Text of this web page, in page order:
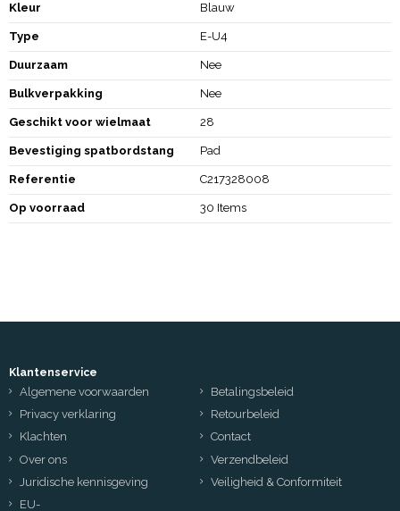
Kleur Blauw
Type E-U4
Duurzaam Nee
Bulkverpakking Nee
Geschikt voor wielmaat 28
Bevestiging spatbordstang Pad
Referentie C217328008
Op voorraad 30 Items
Klantenservice
Algemene voorwaarden
Betalingsbeleid
Privacy verklaring
Retourbeleid
Klachten
Contact
Over ons
Verzendbeleid
Juridische kennisgeving
Veiligheid & Conformiteit
EU-